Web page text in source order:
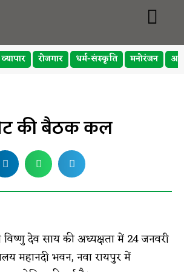
व्यापार रोजगार धर्म-संस्कृति मनोरंजन
की बैठक कल
विष्णु देव साय की अध्यक्षता में 24 जनवरी
महानदी भवन, नवा रायपुर में